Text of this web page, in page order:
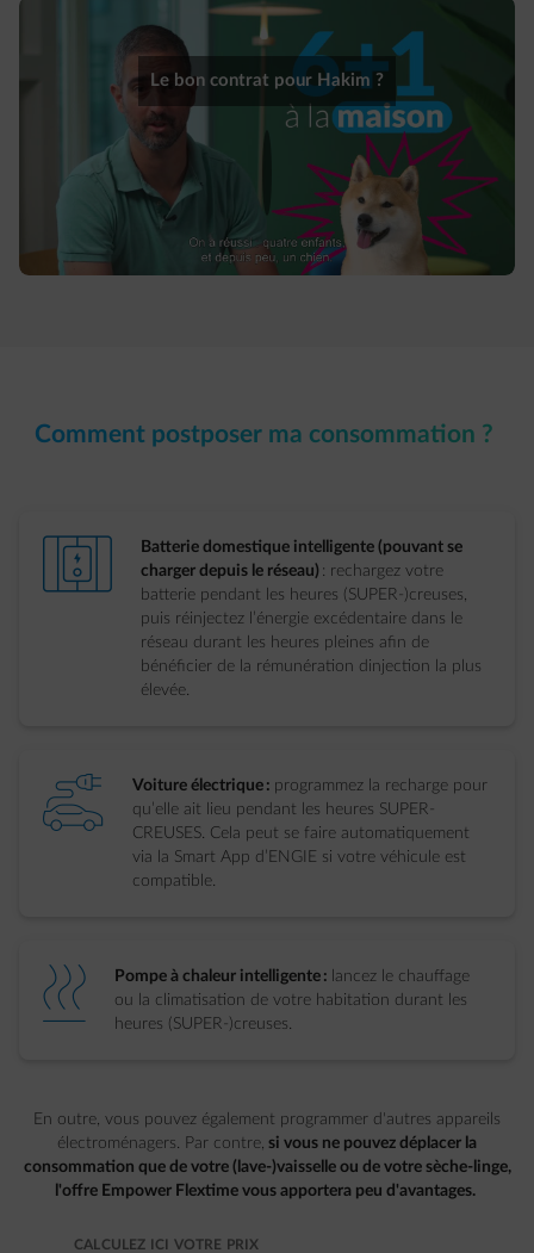
Le bon contrat pour Hakim ?
Comment postposer ma consommation ?
element-charge-wall
Batterie domestique intelligente (pouvant se
charger depuis le réseau) : rechargez votre
batterie pendant les heures (SUPER-)creuses,
puis réinjectez l’énergie excédentaire dans le
réseau durant les heures pleines afin de
bénéficier de la rémunération dinjection la plus
élevée.
element-charge-car Voiture électrique : programmez la recharge pour
qu’elle ait lieu pendant les heures SUPER-
CREUSES. Cela peut se faire automatiquement
via la Smart App d’ENGIE si votre véhicule est
compatible.
element-heating Pompe à chaleur intelligente : lancez le chauffage
ou la climatisation de votre habitation durant les
heures (SUPER-)creuses.
En outre, vous pouvez également programmer d'autres appareils
électroménagers. Par contre, si vous ne pouvez déplacer la
consommation que de votre (lave-)vaisselle ou de votre sèche-linge,
l'offre Empower Flextime vous apportera peu d'avantages.
CALCULEZ ICI VOTRE PRIX